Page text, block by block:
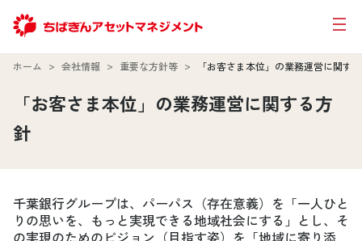
ホーム 会社情報 重要な方針等 「お客さま本位」の業務運営に関す
「お客さま本位」の業務運営に関する方
針
千葉銀行グループは、パーパス（存在意義）を「一人ひと
りの思いを、もっと実現できる地域社会にする」とし、そ
の実現のためのビジョン（目指す姿）を「地域に寄り添